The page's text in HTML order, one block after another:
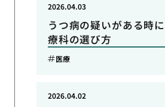
うつ病の疑いがある時
療科の選び方
2026.04.03
医療
2026.04.02